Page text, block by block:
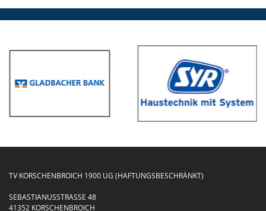
TV KORSCHENBROICH 1900 UG (HAFTUNGSBESCHRÄNKT)
SEBASTIANUSSTRASSE 48
41352 KORSCHENBROICH